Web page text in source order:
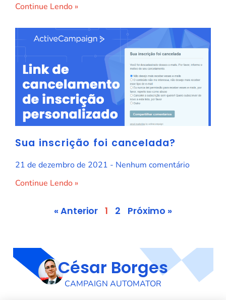
Continue Lendo »
Sua inscrição foi cancelada?
21 de dezembro de 2021
Nenhum comentário
Continue Lendo »
« Anterior 1 2 Próximo »
César Borges
CAMPAIGN AUTOMATOR